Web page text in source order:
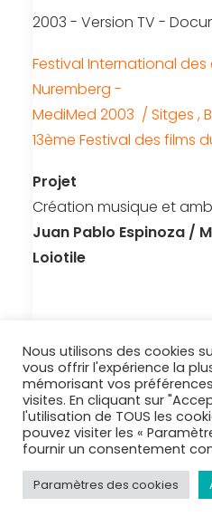
2003 - Version TV -
Festival International
Nuremberg -
MediMed 2003 / Sitges ,
13ème Festival des films
Projet
Création musique et
Juan Pablo Espinoza /
Loiotile
by jpe
Nous utilisons des cookies
vous offrir l'expérience la
mémorisant vos
visites. En cliquant sur
l'utilisation de TOUS les
pouvez visiter les «
fournir un consentement
Paramètres des cookies